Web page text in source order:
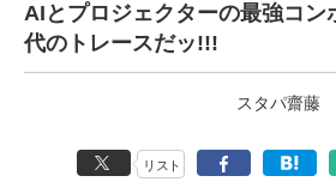
AIとプロジェクターの最強コ
代のトレースだッ!!!
スタパ齋藤
リスト